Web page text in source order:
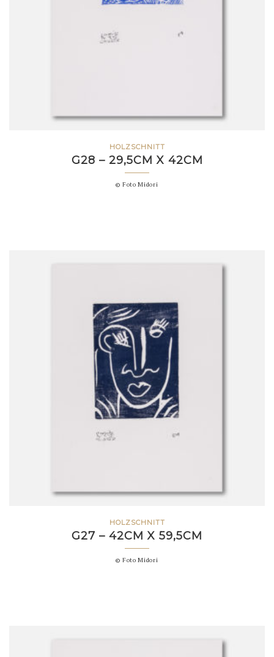
HOLZSCHNITT
G28 – 29,5CM X 42CM
© Foto Midori
HOLZSCHNITT
G27 – 42CM X 59,5CM
© Foto Midori